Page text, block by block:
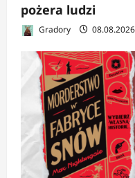
pożera ludzi
Gradory 08.08.2026